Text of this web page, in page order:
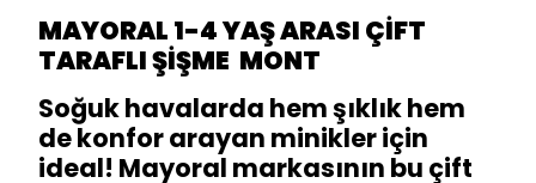
MAYORAL 1-4 YAŞ ARASI ÇİFT
TARAFLI ŞİŞME MONT
Soğuk havalarda hem şıklık hem
de konfor arayan minikler için
ideal! Mayoral markasının bu çift